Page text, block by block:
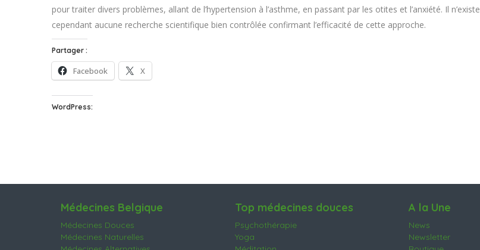
pour traiter divers problèmes, allant de l’hypertension à l’asthme, en passant par les otites et l’anxiété. Il n’existe
cependant aucune recherche scientifique bien contrôlée confirmant l’efficacité de cette approche.
Partager :
Facebook X
WordPress:
Médecines Belgique
Médecines Douces
Médecines Naturelles
Top médecines douces
Psychothérapie
Yoga
A la Une
News
Newsletter